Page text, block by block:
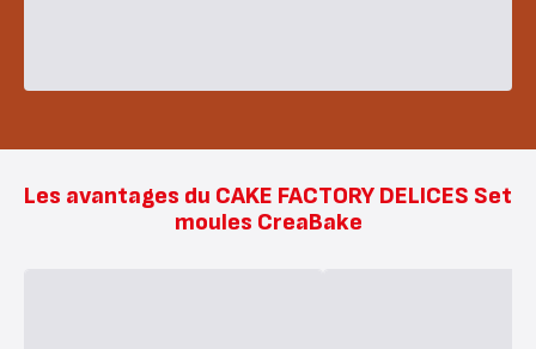
Les avantages du CAKE FACTORY DELICES Set
moules CreaBake